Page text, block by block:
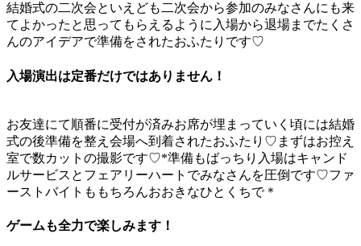
結婚式の二次会といえども二次会から参加のみなさんにも来
てよかったと思ってもらえるように入場から退場までたくさ
んのアイデアで準備をされたおふたりです♡
入場演出は定番だけではありません！
お友達にて順番に受付が済みお席が埋まっていく頃には結婚
式の後準備を整え会場へ到着されたおふたり♡まずはお控え
室で数カットの撮影です♡*準備もばっちり入場はキャンド
ルサービスとフェアリーハートでみなさんを圧倒です♡ファ
ーストバイトももちろんおおきなひとくちで＊
ゲームも全力で楽しみます！